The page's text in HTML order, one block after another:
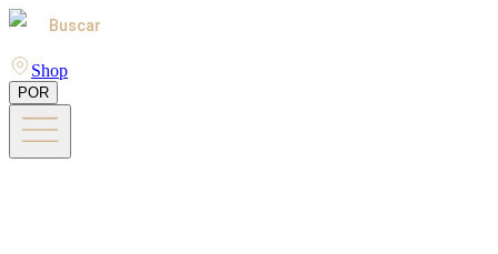
Buscar
Shop
POR